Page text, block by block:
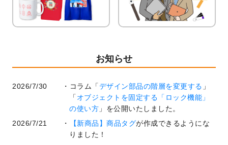
お知らせ
2026/7/30 コラム「デザイン部品の階層を変更する 」
「 オブジェクトを固定する「ロック機能」
の使い方 」を公開いたしました。
2026/7/21
【新商品】商品タグが作成できるようにな
りました！